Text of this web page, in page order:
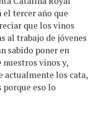
el tercer año que
que los vinos
al trabajo de jóvenes
sabido poner en
vinos y,
actualmente los cata,
eso lo